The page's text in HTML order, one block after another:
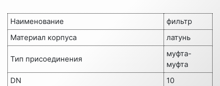
Наименование
фильтр
Материал корпуса
латунь
Тип присоединения
муфта-
муфта
DN
10